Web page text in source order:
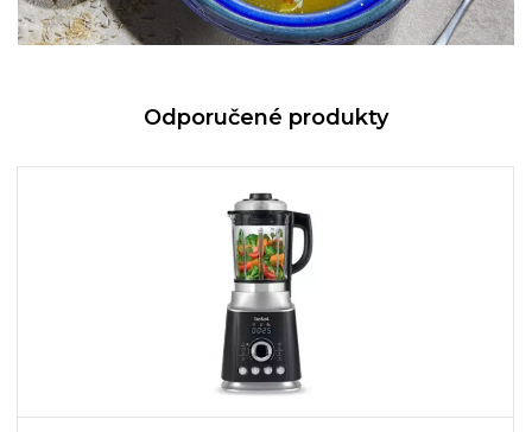
Odporučené produkty